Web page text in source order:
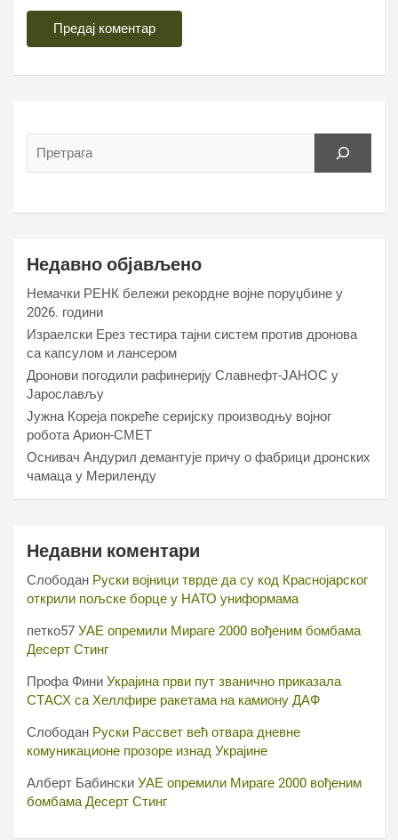
Недавно објављено
Немачки РЕНК бележи рекордне војне поруџбине у
2026. години
Израелски Ерез тестира тајни систем против дронова
са капсулом и лансером
Дронови погодили рафинерију Славнефт-ЈАНОС у
Јарослављу
Јужна Кореја покреће серијску производњу војног
робота Арион-СМЕТ
Оснивач Андурил демантује причу о фабрици дронских
чамаца у Мериленду
Недавни коментари
Слободан Руски војници тврде да су код Краснојарског
открили пољске борце у НАТО униформама
петко57 УАЕ опремили Мираге 2000 вођеним бомбама
Десерт Стинг
Профа Фини Украјина први пут званично приказала
СТАСХ са Хеллфире ракетама на камиону ДАФ
Слободан Руски Рассвет већ отвара дневне
комуникационе прозоре изнад Украјине
Алберт Бабински УАЕ опремили Мираге 2000 вођеним
бомбама Десерт Стинг